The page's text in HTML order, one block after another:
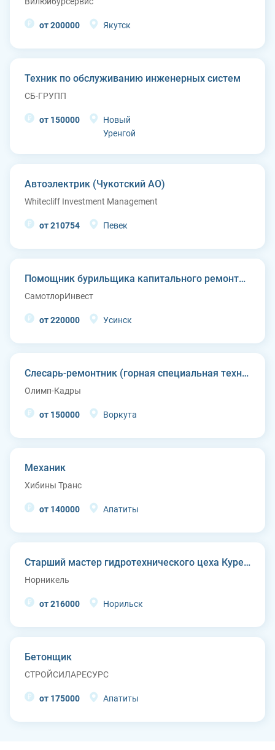
от 200000 Якутск
Техник по обслуживанию инженерных систем
СБ-ГРУПП
от 150000
Новый
Уренгой
Автоэлектрик (Чукотский АО)
Whitecliff Investment Management
от 210754 Певек
Помощник бурильщика капитального ремонта скважин (КРС)
СамотлорИнвест
от 220000 Усинск
Слесарь-ремонтник (горная специальная техника)
Олимп-Кадры
от 150000 Воркута
Механик
Хибины Транс
от 140000 Апатиты
Старший мастер гидротехнического цеха Курейской ГЭС (п. Светлогорск)
Норникель
от 216000 Норильск
Бетонщик
СТРОЙСИЛАРЕСУРС
от 175000 Апатиты